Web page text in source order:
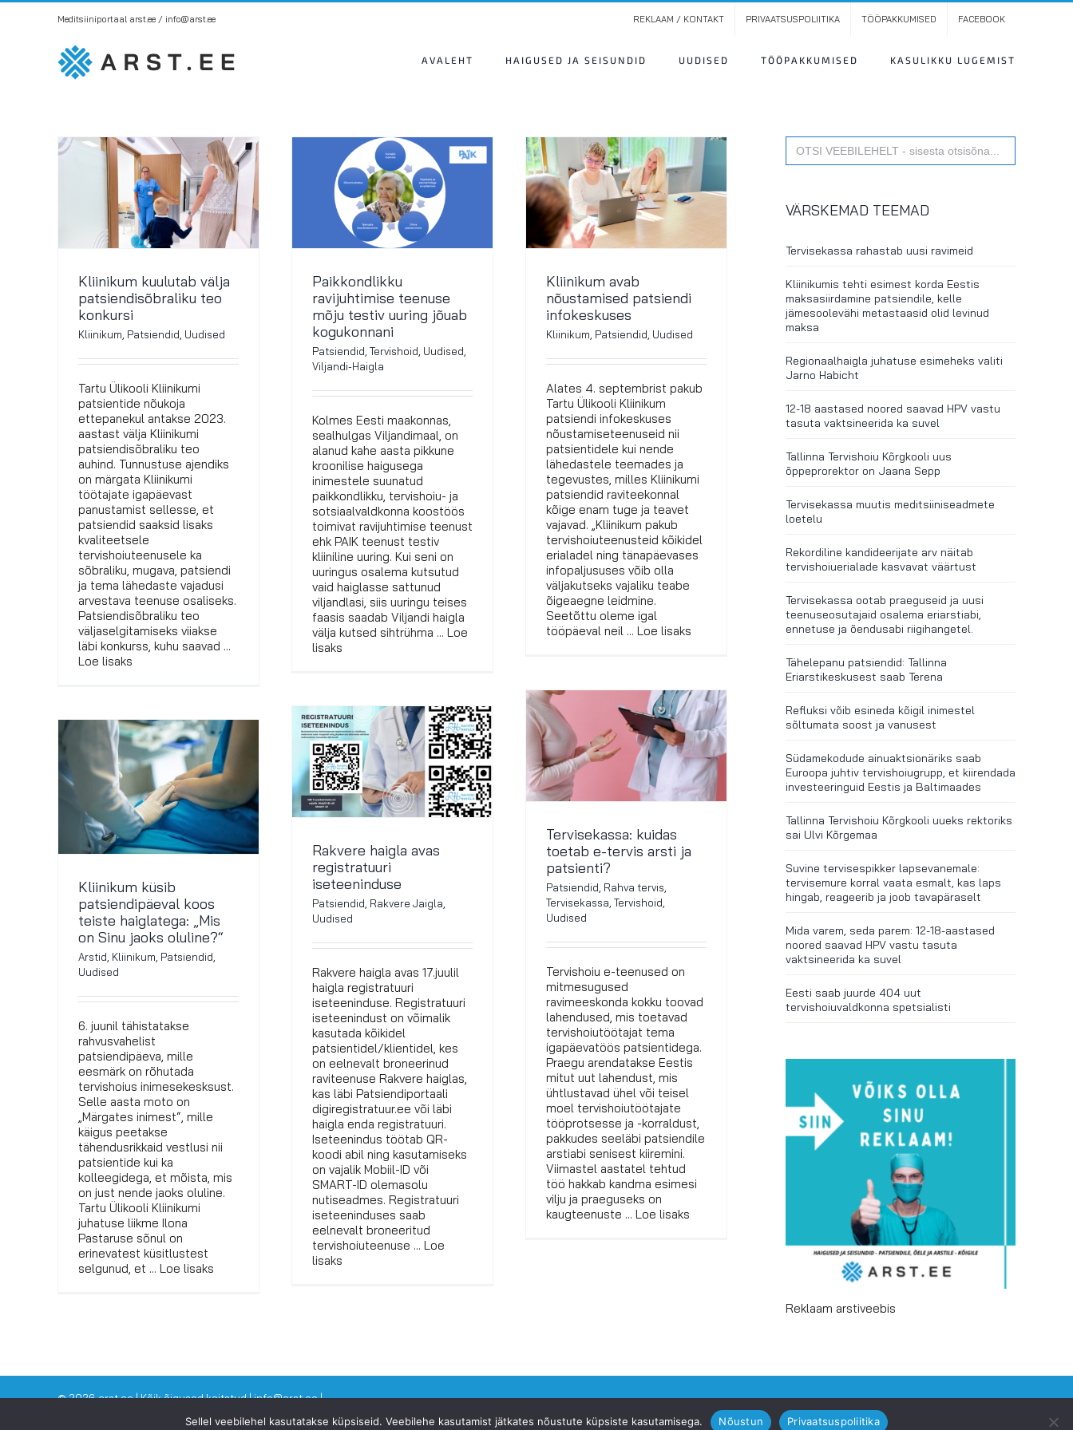
Skip
Meditsiiniportaal arst.ee / info@arst.ee REKLAAM / KONTAKT PRIVAATSUSPOLIITIKA TÖÖPAKKUMISED FACEBOOK
AVALEHT HAIGUSED JA SEISUNDID UUDISED TÖÖPAKKUMISED KASULIKKU LUGEMIST
Kliinikum kuulutab välja
patsiendisõbraliku teo
konkursi
Kliinikum, Patsiendid, Uudised
Tartu Ülikooli Kliinikumi
patsientide nõukoja
ettepanekul antakse 2023.
aastast välja Kliinikumi
patsiendisõbraliku teo
auhind. Tunnustuse ajendiks
on märgata Kliinikumi
töötajate igapäevast
panustamist sellesse, et
patsiendid saaksid lisaks
kvaliteetsele
tervishoiuteenusele ka
sõbraliku, mugava, patsiendi
ja tema lähedaste vajadusi
arvestava teenuse osaliseks.
Patsiendisõbraliku teo
väljaselgitamiseks viiakse
läbi konkurss, kuhu saavad ...
Loe lisaks
Paikkondlikku
ravijuhtimise teenuse
mõju testiv uuring jõuab
kogukonnani
Patsiendid, Tervishoid, Uudised,
Viljandi-Haigla
Kolmes Eesti maakonnas,
sealhulgas Viljandimaal, on
alanud kahe aasta pikkune
kroonilise haigusega
inimestele suunatud
paikkondlikku, tervishoiu- ja
sotsiaalvaldkonna koostöös
toimivat ravijuhtimise teenust
ehk PAIK teenust testiv
kliiniline uuring. Kui seni on
uuringus osalema kutsutud
vaid haiglasse sattunud
viljandlasi, siis uuringu teises
faasis saadab Viljandi haigla
välja kutsed sihtrühma ... Loe
lisaks
Kliinikum avab
nõustamised patsiendi
infokeskuses
Kliinikum, Patsiendid, Uudised
Alates 4. septembrist pakub
Tartu Ülikooli Kliinikum
patsiendi infokeskuses
nõustamiseteenuseid nii
patsientidele kui nende
lähedastele teemades ja
tegevustes, milles Kliinikumi
patsiendid raviteekonnal
kõige enam tuge ja teavet
vajavad. „Kliinikum pakub
tervishoiuteenusteid kõikidel
erialadel ning tänapäevases
infopaljususes võib olla
väljakutseks vajaliku teabe
õigeaegne leidmine.
Seetõttu oleme igal
tööpäeval neil ... Loe lisaks
Tervisekassa: kuidas
toetab e-tervis arsti ja
patsienti?
Patsiendid, Rahva tervis,
Tervisekassa, Tervishoid,
Uudised
Tervishoiu e-teenused on
mitmesugused
ravimeeskonda kokku toovad
lahendused, mis toetavad
tervishoiutöötajat tema
igapäevatöös patsientidega.
Praegu arendatakse Eestis
mitut uut lahendust, mis
ühtlustavad ühel või teisel
moel tervishoiutöötajate
tööprotsesse ja -korraldust,
pakkudes seeläbi patsiendile
arstiabi senisest kiiremini.
Viimastel aastatel tehtud
töö hakkab kandma esimesi
vilju ja praeguseks on
kaugteenuste ... Loe lisaks
Rakvere haigla avas
registratuuri
iseteeninduse
Patsiendid, Rakvere Jaigla,
Uudised
Rakvere haigla avas 17.juulil
haigla registratuuri
iseteeninduse. Registratuuri
iseteenindust on võimalik
kasutada kõikidel
patsientidel/klientidel, kes
on eelnevalt broneerinud
raviteenuse Rakvere haiglas,
kas läbi Patsiendiportaali
digiregistratuur.ee või läbi
haigla enda registratuuri.
Iseteenindus töötab QR-
koodi abil ning kasutamiseks
on vajalik Mobiil-ID või
SMART-ID olemasolu
nutiseadmes. Registratuuri
iseteeninduses saab
eelnevalt broneeritud
tervishoiuteenuse ... Loe
lisaks
Kliinikum küsib
patsiendipäeval koos
teiste haiglatega: „Mis
on Sinu jaoks oluline?“
Arstid Kliinikum Patsiendid
Uudised
6. juunil tähistatakse
rahvusvahelist
patsiendipäeva, mille
eesmärk on rõhutada
tervishoius inimesekesksust.
Selle aasta moto on
„Märgates inimest“, mille
käigus peetakse
tähendusrikkaid vestlusi nii
patsientide kui ka
kolleegidega, et mõista, mis
on just nende jaoks oluline.
Tartu Ülikooli Kliinikumi
juhatuse liikme Ilona
Pastaruse sõnul on
erinevatest küsitlustest
selgunud, et ... Loe lisaks
Search
for:
VÄRSKEMAD TEEMAD
Tervisekassa rahastab uusi ravimeid
Kliinikumis tehti esimest korda Eestis
maksasiirdamine patsiendile, kelle
jämesoolevähi metastaasid olid levinud
maksa
Regionaalhaigla juhatuse esimeheks valiti
Jarno Habicht
12-18 aastased noored saavad HPV vastu
tasuta vaktsineerida ka suvel
Tallinna Tervishoiu Kõrgkooli uus
õppeprorektor on Jaana Sepp
Tervisekassa muutis meditsiiniseadmete
loetelu
Rekordiline kandideerijate arv näitab
tervishoiuerialade kasvavat väärtust
Tervisekassa ootab praeguseid ja uusi
teenuseosutajaid osalema eriarstiabi,
ennetuse ja õendusabi riigihangetel.
Tähelepanu patsiendid: Tallinna
Eriarstikeskusest saab Terena
Refluksi võib esineda kõigil inimestel
sõltumata soost ja vanusest
Südamekodude ainuaktsionäriks saab
Euroopa juhtiv tervishoiugrupp, et kiirendada
investeeringuid Eestis ja Baltimaades
Tallinna Tervishoiu Kõrgkooli uueks rektoriks
sai Ulvi Kõrgemaa
Suvine tervisespikker lapsevanemale:
tervisemure korral vaata esmalt, kas laps
hingab, reageerib ja joob tavapäraselt
Mida varem, seda parem: 12-18-aastased
noored saavad HPV vastu tasuta
vaktsineerida ka suvel
Eesti saab juurde 404 uut
tervishoiuvaldkonna spetsialisti
Reklaam arstiveebis
©2026 arst.ee | Kõik õigused kaitstud | info@arst.ee |
VAATA KA SINNA: Dr Eero Merilind -www.drmerilind.ee| Eesti Tervise Fond -ehf.ee
Sellel veebilehel kasutatakse küpsiseid. Veebilehe kasutamist jätkates nõustute küpsiste kasutamisega.
Nõustun Privaatsuspoliitika